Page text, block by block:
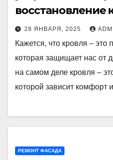
восстановление
28 ЯНВАРЯ, 2025
Кажется, что кровля – это
которая защищает нас от
на самом деле кровля –
которой зависит комфорт
РЕМОНТ ФАСАДА